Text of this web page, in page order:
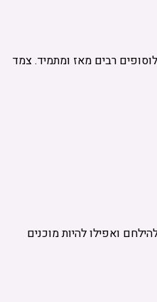
רבים מאז ומתמיד. צמד
ואפילו להיות מוכנים